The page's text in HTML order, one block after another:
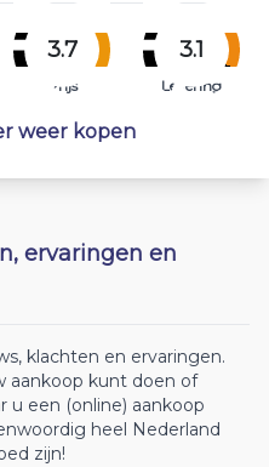
3.7
Prijs
3.1
Levering
weer kopen
ervaringen en
klachten en ervaringen.
aankoop kunt doen of
u een (online) aankoop
heel Nederland
zijn!